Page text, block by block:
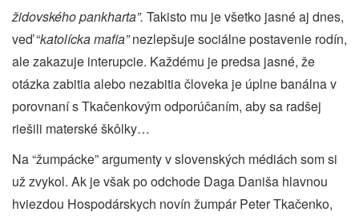
židovského pankharta”. Takisto mu je všetko jasné aj dnes,
veď “katolícka mafia”nezlepšuje sociálne postavenie rodín,
ale zakazuje interupcie. Každému je predsa jasné, že
otázka zabitia alebo nezabitia človeka je úplne banálna v
porovnaní s Tkačenkovým odporúčaním, aby sa radšej
riešili materské škôlky…
Na “žumpácke” argumenty v slovenských médiách som si
už zvykol. Ak je však po odchode Daga Daniša hlavnou
hviezdou Hospodárskych novín žumpár Peter Tkačenko,